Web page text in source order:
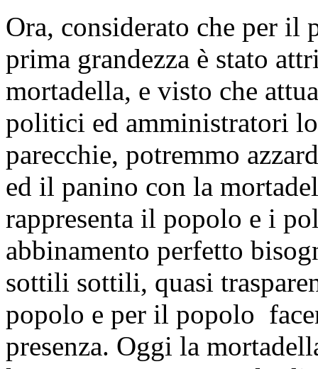
Ora, considerato che per il
prima grandezza è stato
mortadella, e visto che
politici ed amministratori
parecchie, potremmo
ed il panino con la
rappresenta il popolo e i
abbinamento perfetto
sottili sottili, quasi
popolo e per il popolo
presenza. Oggi la